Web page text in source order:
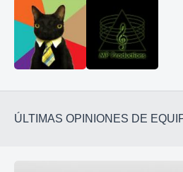
ÚLTIMAS OPINIONES DE